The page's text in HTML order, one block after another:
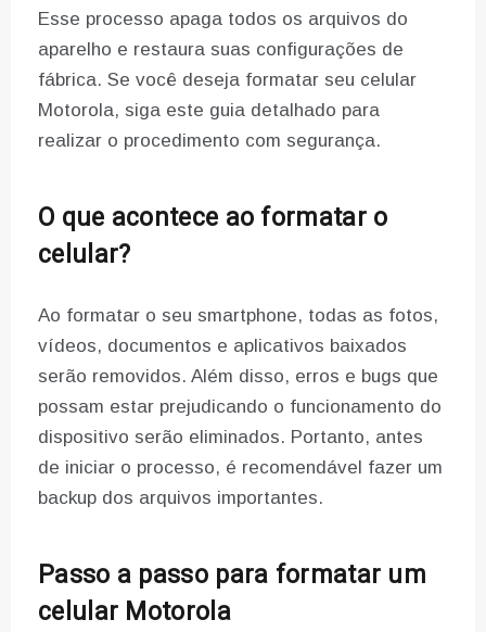
Esse processo apaga todos os arquivos do
aparelho e restaura suas configurações de
fábrica. Se você deseja formatar seu celular
Motorola, siga este guia detalhado para
realizar o procedimento com segurança.
O que acontece ao formatar o
celular?
Ao formatar o seu smartphone, todas as fotos,
vídeos, documentos e aplicativos baixados
serão removidos. Além disso, erros e bugs que
possam estar prejudicando o funcionamento do
dispositivo serão eliminados. Portanto, antes
de iniciar o processo, é recomendável fazer um
backup dos arquivos importantes.
Passo a passo para formatar um
celular Motorola